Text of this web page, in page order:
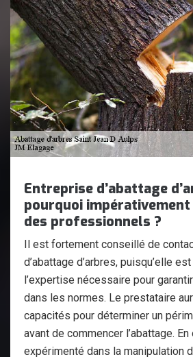
Entreprise d’abattage
pourquoi
des professionnels ?
Il est fortement conseillé de
d’abattage d’arbres, puisqu’elle
l’expertise nécessaire pour
dans les normes. Le prestataire
capacités pour déterminer un
avant de commencer l’abattage.
expérimenté dans la manipulation